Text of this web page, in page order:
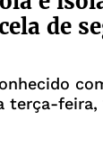
de
feira,